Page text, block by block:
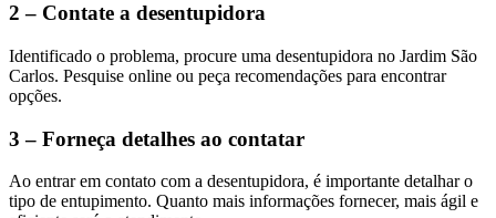
2 – Contate a desentupidora
Identificado o problema, procure uma desentupidora no Jardim São
Carlos. Pesquise online ou peça recomendações para encontrar
opções.
3 – Forneça detalhes ao contatar
Ao entrar em contato com a desentupidora, é importante detalhar o
tipo de entupimento. Quanto mais informações fornecer, mais ágil e